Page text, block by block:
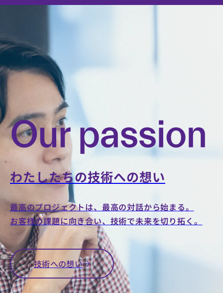
わたしたちの技術への想い
最高のプロジェクトは、最高の対話から始まる。
お客様の課題に向き合い、技術で未来を切り拓く。
技術への想い
AI-DRIVEN
CONSULTING
AI駆動
を使い
こな
テ